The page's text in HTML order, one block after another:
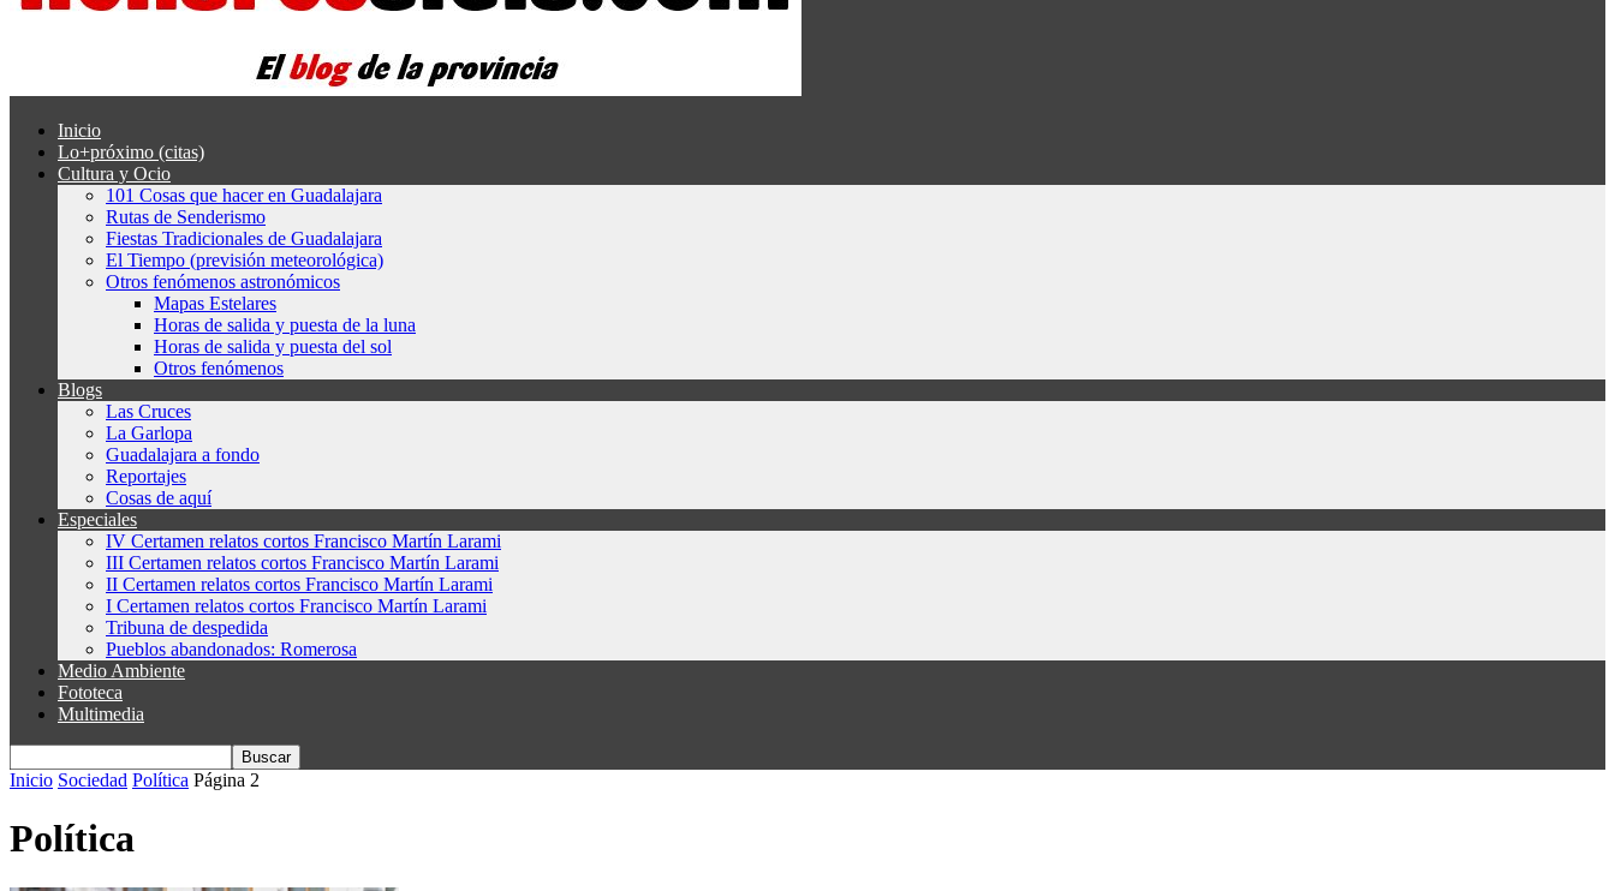
Inicio
Lo+próximo (citas)
Cultura y Ocio
101 Cosas que hacer en Guadalajara
Rutas de Senderismo
Fiestas Tradicionales de Guadalajara
El Tiempo (previsión meteorológica)
Otros fenómenos astronómicos
Mapas Estelares
Horas de salida y puesta de la luna
Horas de salida y puesta del sol
Otros fenómenos
Blogs
Las Cruces
La Garlopa
Guadalajara a fondo
Reportajes
Cosas de aquí
Especiales
IV Certamen relatos cortos Francisco Martín Larami
III Certamen relatos cortos Francisco Martín Larami
II Certamen relatos cortos Francisco Martín Larami
I Certamen relatos cortos Francisco Martín Larami
Tribuna de despedida
Pueblos abandonados: Romerosa
Medio Ambiente
Fototeca
Multimedia
Inicio Sociedad Política Página 2
Política